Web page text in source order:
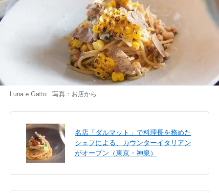
Luna e Gatto 写真：お店から
名店「ダルマット」で料理長を務めた
シェフによる、カウンターイタリアン
がオープン（東京・神泉）